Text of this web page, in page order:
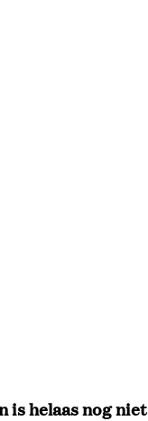
is helaas nog